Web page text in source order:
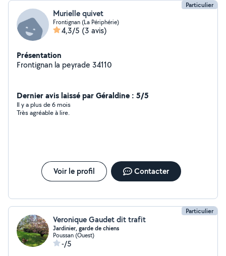
Particulier
Murielle quivet
Frontignan (La Périphérie)
4,3/5 (3 avis)
Présentation
Frontignan la peyrade 34110
Dernier avis laissé par Géraldine : 5/5
Il y a plus de 6 mois
Très agréable à lire.
Voir le profil Contacter
Particulier
Veronique Gaudet dit trafit
Jardinier, garde de chiens
Poussan (Ouest)
-/5